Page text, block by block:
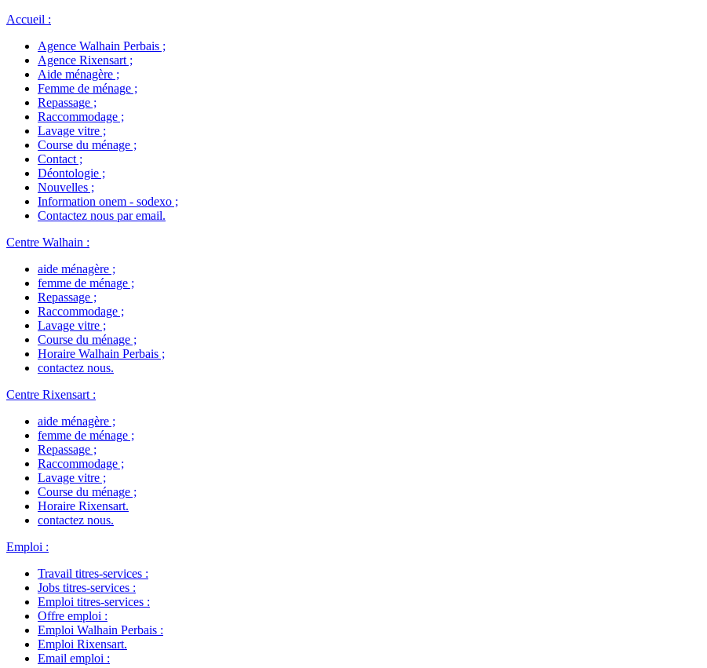
Accueil :
Agence Walhain Perbais ;
Agence Rixensart ;
Aide ménagère ;
Femme de ménage ;
Repassage ;
Raccommodage ;
Lavage vitre ;
Course du ménage ;
Contact ;
Déontologie ;
Nouvelles ;
Information onem - sodexo ;
Contactez nous par email.
Centre Walhain :
aide ménagère ;
femme de ménage ;
Repassage ;
Raccommodage ;
Lavage vitre ;
Course du ménage ;
Horaire Walhain Perbais ;
contactez nous.
Centre Rixensart :
aide ménagère ;
femme de ménage ;
Repassage ;
Raccommodage ;
Lavage vitre ;
Course du ménage ;
Horaire Rixensart.
contactez nous.
Emploi :
Travail titres-services :
Jobs titres-services :
Emploi titres-services :
Offre emploi :
Emploi Walhain Perbais :
Emploi Rixensart.
Email emploi :